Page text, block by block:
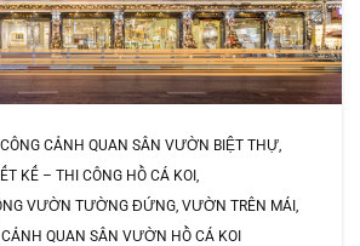
CẢNH QUAN SÂN VƯỜN BIỆT THỰ
KẾ – THI CÔNG HỒ CÁ KOI
VƯỜN TƯỜNG ĐỨNG, VƯỜN TRÊN MÁI
QUAN SÂN VƯỜN HỒ CÁ KOI